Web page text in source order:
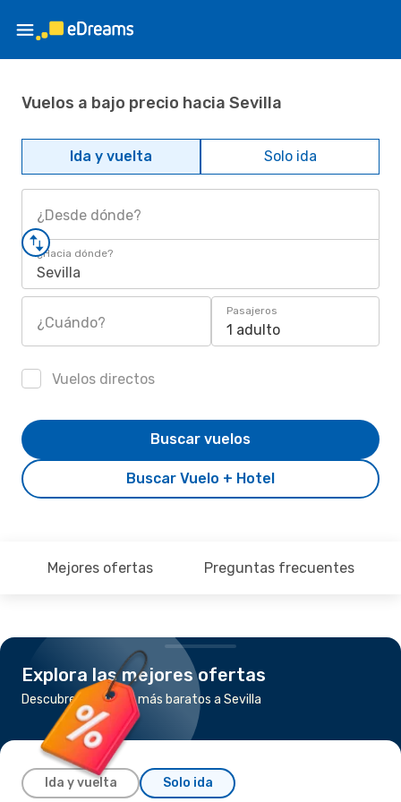
Vuelos a bajo precio hacia Sevilla
Ida y vuelta Solo ida
¿Desde dónde?
¿Hacia dónde?
Sevilla
¿Cuándo?
Pasajeros
1 adulto
Vuelos directos
Buscar Vuelo + Hotel
Buscar vuelos
Mejores ofertas Preguntas frecuentes
Explora las mejores ofertas
Descubre los vuelos más baratos a Sevilla
Ida y vuelta Solo ida